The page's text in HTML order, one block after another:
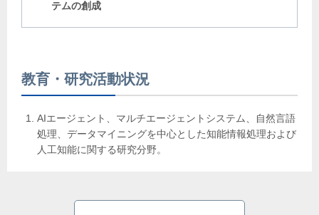
テムの創成
教育・研究活動状況
AIエージェント、マルチエージェントシステム、自然言語
処理、データマイニングを中心とした知能情報処理および
人工知能に関する研究分野。